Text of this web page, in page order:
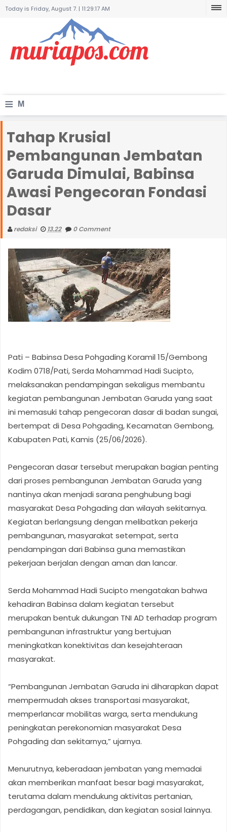
Today is Friday, August 7. | 11:29:17 AM
≡ M
n
u
Tahap Krusial
Pembangunan Jembatan
Garuda Dimulai, Babinsa
Awasi Pengecoran Fondasi
Dasar
redaksi 13.22 0 Comment
Pati – Babinsa Desa Pohgading Koramil 15/Gembong
Kodim 0718/Pati, Serda Mohammad Hadi Sucipto,
melaksanakan pendampingan sekaligus membantu
kegiatan pembangunan Jembatan Garuda yang saat
ini memasuki tahap pengecoran dasar di badan sungai,
bertempat di Desa Pohgading, Kecamatan Gembong,
Kabupaten Pati, Kamis (25/06/2026).
Pengecoran dasar tersebut merupakan bagian penting
dari proses pembangunan Jembatan Garuda yang
nantinya akan menjadi sarana penghubung bagi
masyarakat Desa Pohgading dan wilayah sekitarnya.
Kegiatan berlangsung dengan melibatkan pekerja
pembangunan, masyarakat setempat, serta
pendampingan dari Babinsa guna memastikan
pekerjaan berjalan dengan aman dan lancar.
Serda Mohammad Hadi Sucipto mengatakan bahwa
kehadiran Babinsa dalam kegiatan tersebut
merupakan bentuk dukungan TNI AD terhadap program
pembangunan infrastruktur yang bertujuan
meningkatkan konektivitas dan kesejahteraan
masyarakat.
“Pembangunan Jembatan Garuda ini diharapkan dapat
mempermudah akses transportasi masyarakat,
memperlancar mobilitas warga, serta mendukung
peningkatan perekonomian masyarakat Desa
Pohgading dan sekitarnya,” ujarnya.
Menurutnya, keberadaan jembatan yang memadai
akan memberikan manfaat besar bagi masyarakat,
terutama dalam mendukung aktivitas pertanian,
perdagangan, pendidikan, dan kegiatan sosial lainnya.